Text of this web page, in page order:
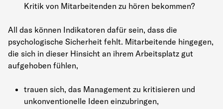
Kritik von Mitarbeitenden zu hören bekommen?
All das können Indikatoren dafür sein, dass die
psychologische Sicherheit fehlt. Mitarbeitende hingegen,
die sich in dieser Hinsicht an ihrem Arbeitsplatz gut
aufgehoben fühlen,
trauen sich, das Management zu kritisieren und
unkonventionelle Ideen einzubringen,